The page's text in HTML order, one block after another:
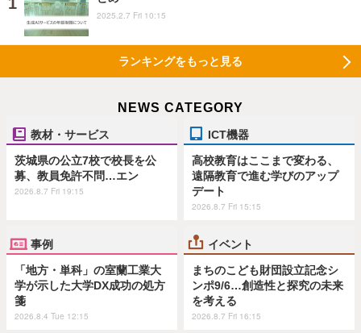
2025.2.7 Fri 10:15
ランキングをもっと見る
NEWS CATEGORY
教材・サービス
茨城県の公立7校で校長を公
募、教員免許不問…エン
2026.8.7 Fri 19:15
ICT機器
高校教育はここまで変わる、
遠隔教育で進む学びのアップ
デート
2026.8.7 Fri 15:15
事例
「地方・単科」の室蘭工業大
学が示した大学DX成功の処方
箋
2026.8.4 Tue 12:15
イベント
まちのこども財団設立記念シ
ンポ9/6…創造性と探究の未来
を考える
2026.8.7 Fri 16:15